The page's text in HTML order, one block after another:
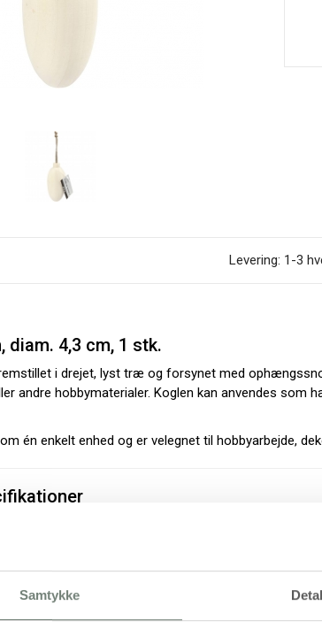
Samtykke
Levering: 1-3
diam. 4,3 cm, 1 stk.
i drejet, lyst træ og forsynet med
andre hobby­materialer. Koglen kan anvendes
én enkelt enhed og er velegnet til hobbyarbejde,